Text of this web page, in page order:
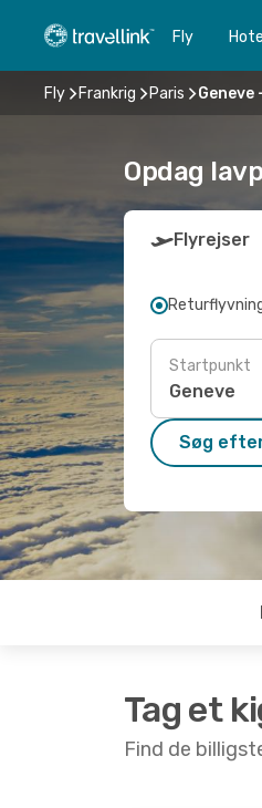
Fly Hotel
Fly Frankrig Paris Geneve
Opdag
Flyrejser
Startpunkt
Søg
Tag et
Find de